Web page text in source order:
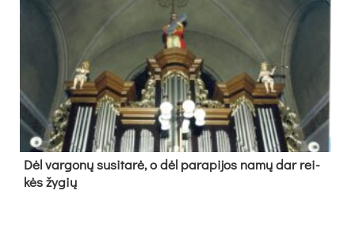
Dėl var­go­nų su­si­ta­rė, o dėl pa­ra­pi­jos na­mų dar rei­
kės žy­gių